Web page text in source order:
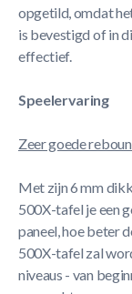
opgetild, omdat
is bevestigd of in
effectief.
Speelervaring
Zeer goede
Met zijn 6 mm
500X-tafel je een
paneel, hoe beter
500X-tafel zal
niveaus - van